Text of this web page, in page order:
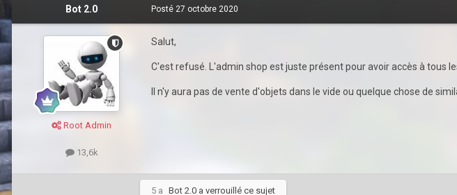
Bot 2.0
Root Admin
13,6k
Posté 27 octobre 2020
Salut,
C'est refusé. L'admin shop est juste présent pour avoir accès à tous
Il n'y aura pas de vente d'objets dans le vide ou quelque chose de
5 a Bot 2.0 a verrouillé ce sujet